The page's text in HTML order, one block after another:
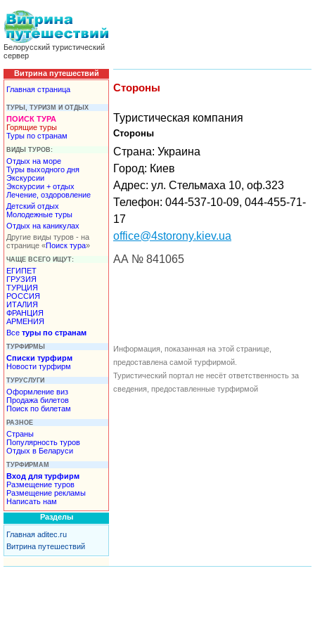
Белорусский туристический
сервер
Витрина путешествий
Главная страница
ТУРЫ, ТУРИЗМ И ОТДЫХ
ПОИСК ТУРА
Горящие туры
Туры по странам
ВИДЫ ТУРОВ:
Отдых на море
Туры выходного дня
Экскурсии
Экскурсии + отдых
Лечение, оздоровление
Детский отдых
Молодежные туры
Отдых на каникулах
Другие виды туров - на
странице «Поиск тура»
ЧАЩЕ ВСЕГО ИЩУТ:
ЕГИПЕТ
ГРУЗИЯ
ТУРЦИЯ
РОССИЯ
ИТАЛИЯ
ФРАНЦИЯ
АРМЕНИЯ
Все туры по странам
ТУРФИРМЫ
Списки турфирм
Новости турфирм
ТУРУСЛУГИ
Оформление виз
Продажа билетов
Поиск по билетам
РАЗНОЕ
Страны
Популярность туров
Отдых в Беларуси
ТУРФИРМАМ
Вход для турфирм
Размещение туров
Размещение рекламы
Написать нам
Разделы
Главная aditec.ru
Витрина путешествий
Стороны
Туристическая компания
Стороны
Страна: Украина
Город: Киев
Адрес: ул. Стельмаха 10, оф.323
Телефон: 044-537-10-09, 044-455-71-
17
office@4storony.kiev.ua
АА № 841065
Информация, показанная на этой странице,
предоставлена самой турфирмой.
Туристический портал не несёт ответственность за
сведения, предоставленные турфирмой